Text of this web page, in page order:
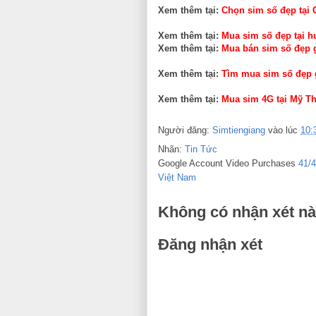
Xem thêm tại: Chọn sim số đẹp tại
Xem thêm tại: Mua sim số đẹp tại
Xem thêm tại: Mua bán sim số đẹp
Xem thêm tại: Tìm mua sim số đẹp
Xem thêm tại: Mua sim 4G tại Mỹ
Người đăng: Simtiengiang vào lúc
Nhãn: Tin Tức
Google Account Video Purchases 41/
Việt Nam
Không có nhận xét
Đăng nhận xét